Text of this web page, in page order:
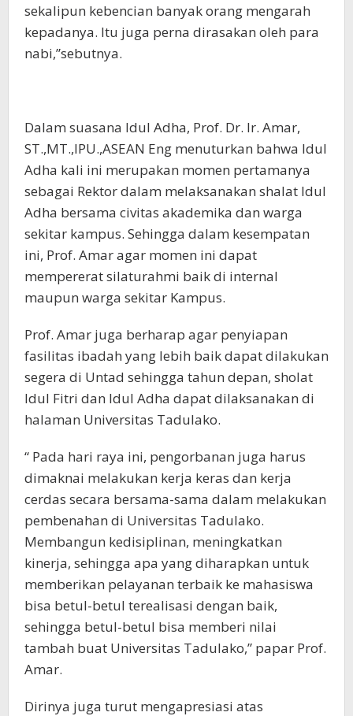
sekalipun kebencian banyak orang mengarah
kepadanya. Itu juga perna dirasakan oleh para
nabi,”sebutnya.
Dalam suasana Idul Adha, Prof. Dr. Ir. Amar,
ST.,MT.,IPU.,ASEAN Eng menuturkan bahwa Idul
Adha kali ini merupakan momen pertamanya
sebagai Rektor dalam melaksanakan shalat Idul
Adha bersama civitas akademika dan warga
sekitar kampus. Sehingga dalam kesempatan
ini, Prof. Amar agar momen ini dapat
mempererat silaturahmi baik di internal
maupun warga sekitar Kampus.
Prof. Amar juga berharap agar penyiapan
fasilitas ibadah yang lebih baik dapat dilakukan
segera di Untad sehingga tahun depan, sholat
Idul Fitri dan Idul Adha dapat dilaksanakan di
halaman Universitas Tadulako.
“ Pada hari raya ini, pengorbanan juga harus
dimaknai melakukan kerja keras dan kerja
cerdas secara bersama-sama dalam melakukan
pembenahan di Universitas Tadulako.
Membangun kedisiplinan, meningkatkan
kinerja, sehingga apa yang diharapkan untuk
memberikan pelayanan terbaik ke mahasiswa
bisa betul-betul terealisasi dengan baik,
sehingga betul-betul bisa memberi nilai
tambah buat Universitas Tadulako,” papar Prof.
Amar.
Dirinya juga turut mengapresiasi atas